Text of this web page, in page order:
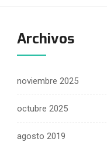
Archivos
noviembre 2025
octubre 2025
agosto 2019